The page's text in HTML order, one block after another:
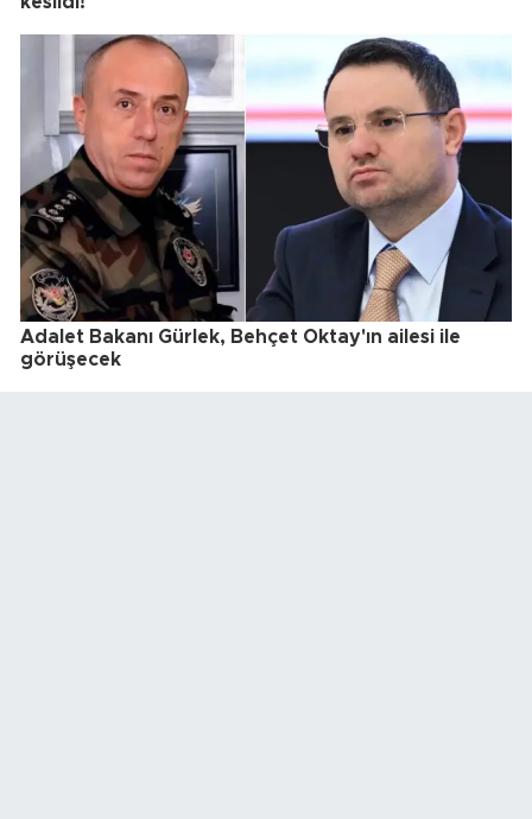
Adalet Bakanı Gürlek, Behçet Oktay'ın ailesi ile
görüşecek